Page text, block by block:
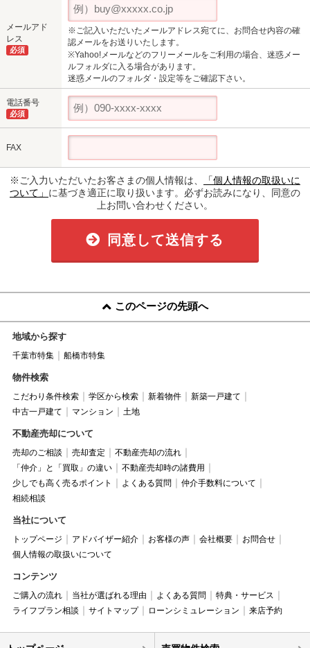
メールアド
レス
必須
※ご記入いただいたメールアドレス宛てに、お問合せ内容の確
認メールをお送りいたします。
※Yahoo!メールなどのフリーメールをご利用の場合、迷惑メー
ルフォルダに入る場合があります。
迷惑メールのフォルダ・設定等をご確認下さい。
電話番号
必須
FAX
※ご入力いただいたお客さまの個人情報は、
「個人情報の取扱いに
ついて」 に基づき適正に取り扱います。必ずお読みになり、同意の
上お問い合わせください。
同意して送信する
このページの先頭へ
地域から探す
千葉市特集 船橋市特集
物件検索
こだわり条件検索 学区から検索 新着物件
新築一戸建て
中古一戸建て
マンション 土地
不動産売却について
売却のご相談 売却査定
不動産売却の流れ
「仲介」と「買取」の違い
不動産売却時の諸費用
少しでも高く売るポイント
よくある質問
仲介手数料について
相続相談
当社について
トップページ アドバイザー紹介 お客様の声 会社概要
お問合せ
個人情報の取扱いについて
コンテンツ
ご購入の流れ 当社が選ばれる理由 よくある質問
特典・サービス
ライフプラン相談
サイトマップ ローンシミュレーション 来店予約